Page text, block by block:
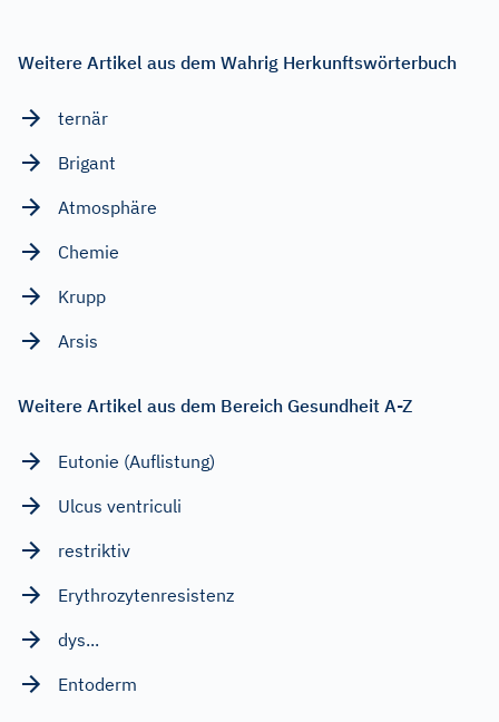
Weitere Artikel aus dem Wahrig Herkunftswörterbuch
ternär
Brigant
Atmosphäre
Chemie
Krupp
Arsis
Weitere Artikel aus dem Bereich Gesundheit A-Z
Eutonie (Auflistung)
Ulcus ventriculi
restriktiv
Erythrozytenresistenz
dys...
Entoderm